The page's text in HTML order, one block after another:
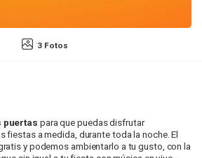
3 Fotos
puertas para que puedas disfrutar
fiestas a medida, durante toda la noche. El
y podemos ambientarlo a tu gusto, con la